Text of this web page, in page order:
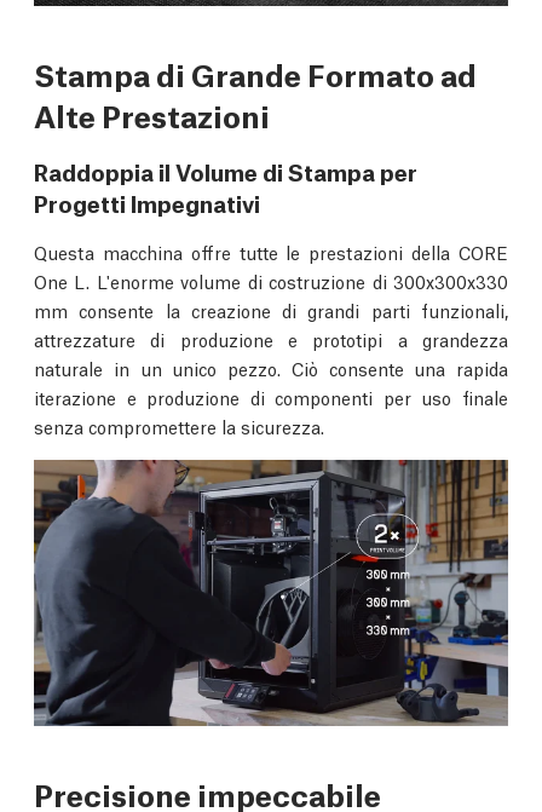
Stampa di Grande Formato ad
Alte Prestazioni
Raddoppia il Volume di Stampa per
Progetti Impegnativi
Questa macchina offre tutte le prestazioni della CORE
One L. L'enorme volume di costruzione di 300x300x330
mm consente la creazione di grandi parti funzionali,
attrezzature di produzione e prototipi a grandezza
naturale in un unico pezzo. Ciò consente una rapida
iterazione e produzione di componenti per uso finale
senza compromettere la sicurezza.
Precisione impeccabile